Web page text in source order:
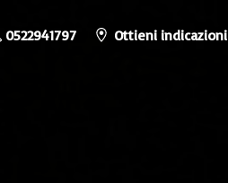
0522941797 Ottieni indicazioni